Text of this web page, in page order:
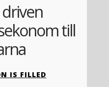
IS FILLED
till